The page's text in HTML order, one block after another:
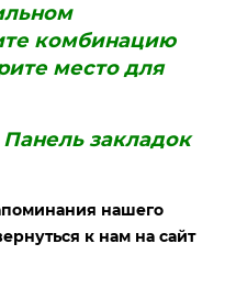
комбинацию
место для
Панель закладок
нашего
к нам на сайт